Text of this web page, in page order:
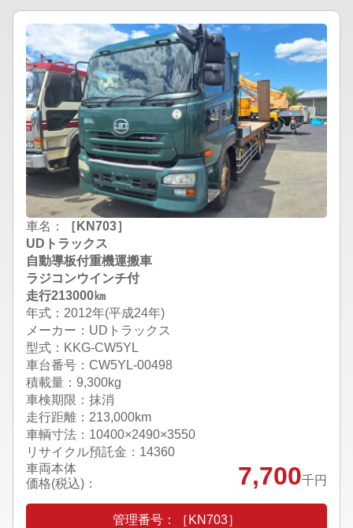
車名：
［KN703］
UDトラックス
自動導板付重機運搬車
ラジコンウインチ付
走行213000㎞
年式：2012年(平成24年)
メーカー：UDトラックス
型式：KKG-CW5YL
車台番号：CW5YL-00498
積載量：9,300kg
車検期限：抹消
走行距離：213,000km
車輌寸法：10400×2490×3550
リサイクル預託金：14360
車両本体
価格(税込)：
7,700千円
管理番号：［KN703］